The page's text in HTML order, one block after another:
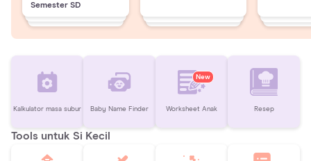
Semester SD
Kalkulator masa subur Baby Name Finder
New
Worksheet Anak Resep
Tools untuk Si Kecil